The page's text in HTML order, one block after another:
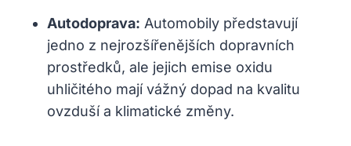
Autodoprava: Automobily představují
jedno z nejrozšířenějších dopravních
prostředků, ale jejich emise oxidu
uhličitého mají vážný dopad na kvalitu
ovzduší a klimatické změny.